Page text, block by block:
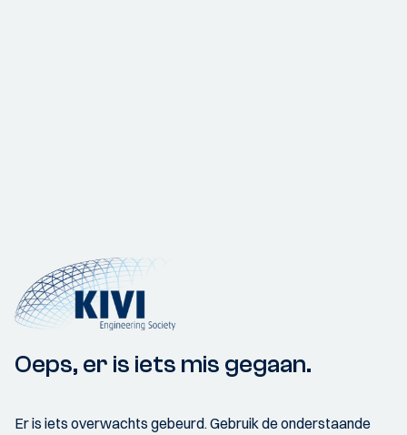
Oeps, er is iets mis gegaan.
Er is iets overwachts gebeurd. Gebruik de onderstaande